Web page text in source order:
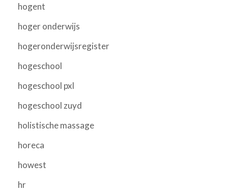
hogent
hoger onderwijs
hogeronderwijsregister
hogeschool
hogeschool pxl
hogeschool zuyd
holistische massage
horeca
howest
hr